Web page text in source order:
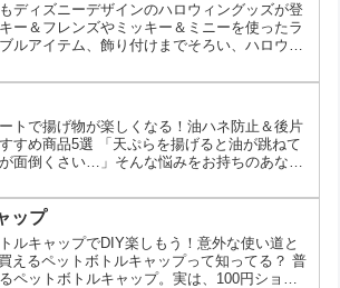
ディズニーデザインのハロウィングッズが登
ー＆フレンズやミッキー＆ミニーを使ったラ
ルアイテム、飾り付けまでそろい、ハロウィ
ハロウィングッズとは今回のシリーズは、配
卓を彩る紙皿・カップ、壁や棚に飾りやすい
など、用途別に選べるのが特徴です。キャラ
したデザインなので、子ども向けの集まり
トで揚げ物が楽しくなる！油ハネ防止＆後片
すめ商品5選 「天ぷらを揚げると油が跳ねて
面倒くさい…」そんな悩みをお持ちのあなた
シートがたくさんあるんです。今回は、そん
ートの中から、とくに人気が高く、買ってよ
ムを5つご紹介します。 【1位】油吸着力抜
厚手の紙でできているので、油をた...
ップ
ルキャップでDIY楽しもう！意外な使い道と
えるペットボトルキャップって知ってる？ 普
ペットボトルキャップ。実は、100円ショッ